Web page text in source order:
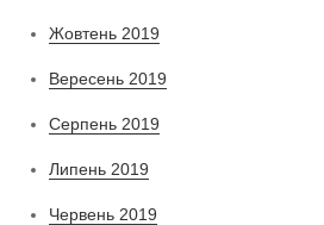
Жовтень 2019
Вересень 2019
Серпень 2019
Липень 2019
Червень 2019